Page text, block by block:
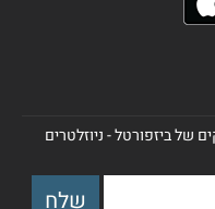
של ביזפורטל - ניוזלטרים